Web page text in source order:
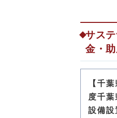
サス
金・
【千
度千
設備設